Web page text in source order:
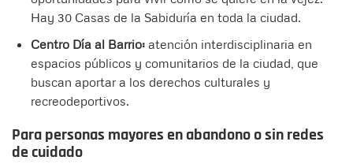
Hay 30 Casas de la Sabiduría en toda la ciudad.
Centro Día al Barrio: atención interdisciplinaria en
espacios públicos y comunitarios de la ciudad, que
buscan aportar a los derechos culturales y
recreodeportivos.
Para personas mayores en abandono o sin redes
de cuidado